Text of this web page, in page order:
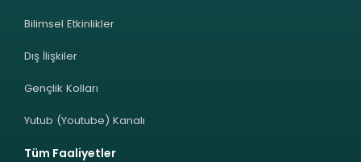
Bilimsel Etkinlikler
Dış İlişkiler
Gençlik Kolları
Yutub (Youtube) Kanalı
Tüm Faaliyetler